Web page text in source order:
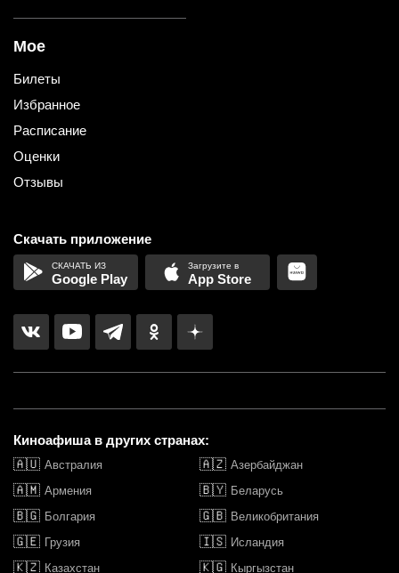
Мое
Билеты
Избранное
Расписание
Оценки
Отзывы
Скачать приложение
Google Play App Store
Киноафиша в других странах:
🇦🇺 Австралия 🇦🇿 Азербайджан
🇦🇲 Армения 🇧🇾 Беларусь
🇧🇬 Болгария 🇬🇧 Великобритания
🇬🇪 Грузия 🇮🇸 Исландия
🇰🇿 Казахстан 🇰🇬 Кыргызстан